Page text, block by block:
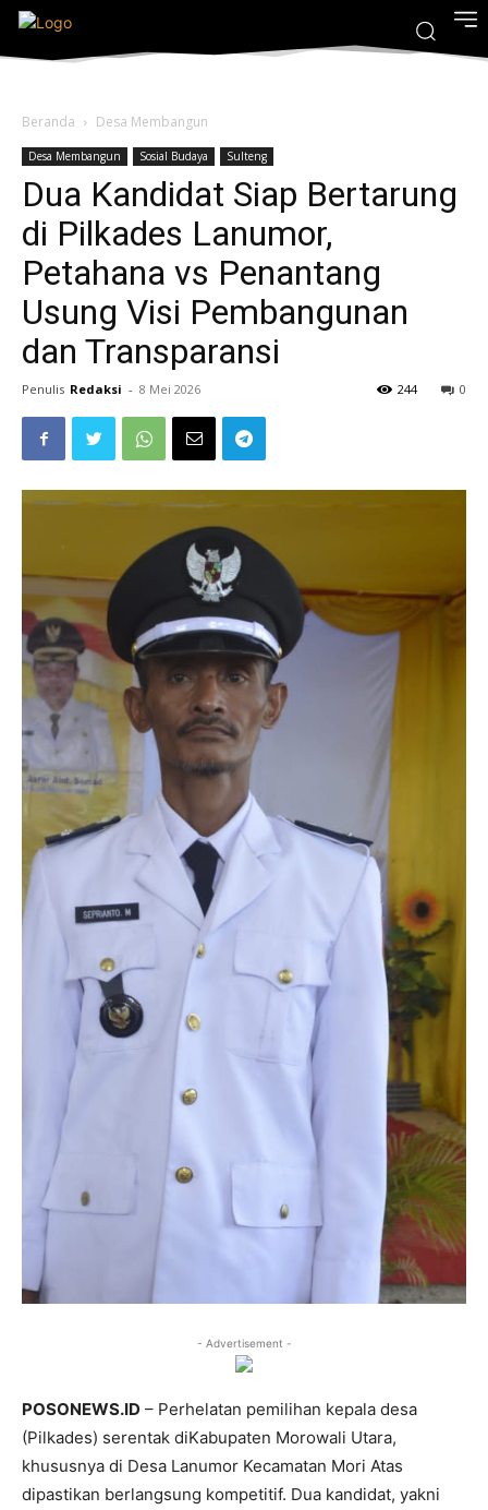
Beranda Desa Membangun
Desa Membangun Sosial Budaya Sulteng
Dua Kandidat Siap Bertarung
di Pilkades Lanumor,
Petahana vs Penantang
Usung Visi Pembangunan
dan Transparansi
Penulis Redaksi - 8 Mei 2026 0
244
- Advertisement -
POSONEWS.ID – Perhelatan pemilihan kepala desa
(Pilkades) serentak diKabupaten Morowali Utara,
khususnya di Desa Lanumor Kecamatan Mori Atas
dipastikan berlangsung kompetitif. Dua kandidat, yakni